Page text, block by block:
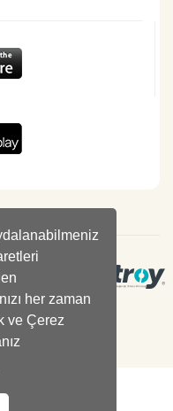
her zaman
ve Çerez